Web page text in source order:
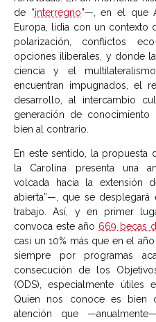
de “interregno”—, en el que
Europa, lidia con un contexto
polarización, conflictos
opciones iliberales, y donde
ciencia y el
encuentran impugnados, el
desarrollo, al intercambio
generación de conocimiento
bien al contrario.
En este sentido, la propuesta
la Carolina presenta una
volcada hacia la extensión
abierta”—, que se desplegará
trabajo. Así, y en primer
convoca este año 669 becas
casi un 10% más que en el
siempre por programas
consecución de los
(ODS), especialmente útiles
Quien nos conoce es bien
atención que